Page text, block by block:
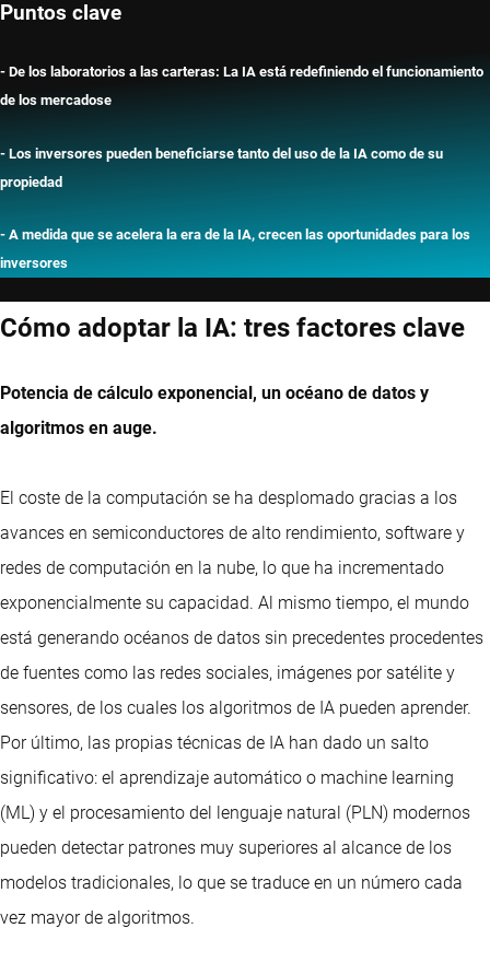
Puntos clave
- De los laboratorios a las carteras: La IA está redefiniendo el funcionamiento
de los mercadose
- Los inversores pueden beneficiarse tanto del uso de la IA como de su
propiedad
- A medida que se acelera la era de la IA, crecen las oportunidades para los
inversores
Cómo adoptar la IA: tres factores clave
Potencia de cálculo exponencial, un océano de datos y
algoritmos en auge.
El coste de la computación se ha desplomado gracias a los
avances en semiconductores de alto rendimiento, software y
redes de computación en la nube, lo que ha incrementado
exponencialmente su capacidad. Al mismo tiempo, el mundo
está generando océanos de datos sin precedentes procedentes
de fuentes como las redes sociales, imágenes por satélite y
sensores, de los cuales los algoritmos de IA pueden aprender.
Por último, las propias técnicas de IA han dado un salto
significativo: el aprendizaje automático o machine learning
(ML) y el procesamiento del lenguaje natural (PLN) modernos
pueden detectar patrones muy superiores al alcance de los
modelos tradicionales, lo que se traduce en un número cada
vez mayor de algoritmos.